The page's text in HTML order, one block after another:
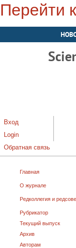
Перейти
Вход
Login
Обратная связь
Главная
О журнале
Редколлегия и
Рубрикатор
Текущий выпуск
Архив
Авторам